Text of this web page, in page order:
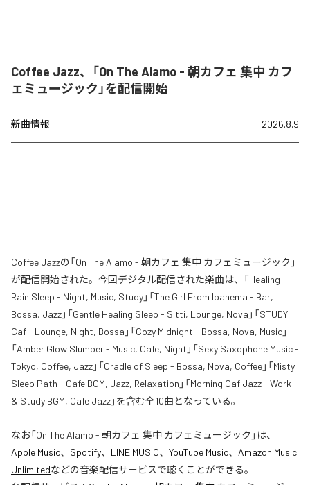
Coffee Jazz、「On The Alamo - 朝カフェ 集中 カフ
ェミュージック」を配信開始
新曲情報 2026.8.9
Coffee Jazzの「On The Alamo - 朝カフェ 集中 カフェミュージック」
が配信開始された。今回デジタル配信された楽曲は、「Healing
Rain Sleep - Night, Music, Study」「The Girl From Ipanema - Bar,
Bossa, Jazz」「Gentle Healing Sleep - Sitti, Lounge, Nova」「STUDY
Caf - Lounge, Night, Bossa」「Cozy Midnight - Bossa, Nova, Music」
「Amber Glow Slumber - Music, Cafe, Night」「Sexy Saxophone Music -
Tokyo, Coffee, Jazz」「Cradle of Sleep - Bossa, Nova, Coffee」「Misty
Sleep Path - Cafe BGM, Jazz, Relaxation」「Morning Caf Jazz - Work
& Study BGM, Cafe Jazz」を含む全10曲となっている。
なお「On The Alamo - 朝カフェ 集中 カフェミュージック 」は、
Apple Music、 Spotify、 LINE MUSIC、 YouTube Music、 Amazon Music
Unlimitedなどの音楽配信サービスで聴くことができる。